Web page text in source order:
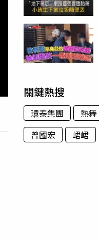
關鍵熱搜
環泰集團 熱舞
曾國宏
峮峮